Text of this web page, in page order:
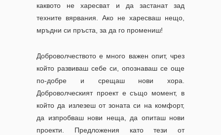
каквото не харесват и да застанат зад
техните вярвания. Ако не харесваш нещо,
мръдни си пръста, за да го промениш!
Доброволчеството е много важен опит, чрез
който развиваш себе си, опознаваш се още
по-добре и срещаш нови хора.
Доброволческият проект е също момент, в
който да излезеш от зоната си на комфорт,
да изпробваш нови неща, да опиташ нови
проекти. Предложения като тези от